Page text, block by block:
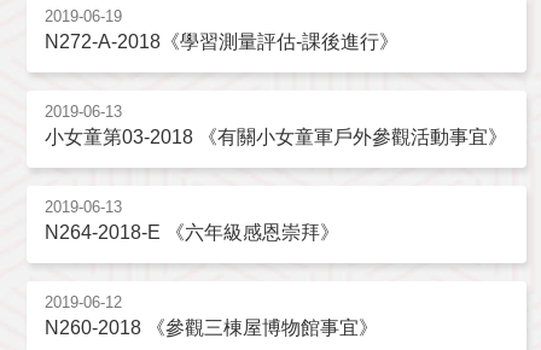
2019-06-19
N272-A-2018《學習測量評估-課後進行》
2019-06-13
小女童第03-2018 《有關小女童軍戶外參觀活動事宜》
2019-06-13
N264-2018-E 《六年級感恩崇拜》
2019-06-12
N260-2018 《參觀三棟屋博物館事宜》